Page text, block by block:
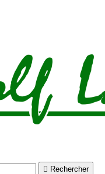
 Rechercher